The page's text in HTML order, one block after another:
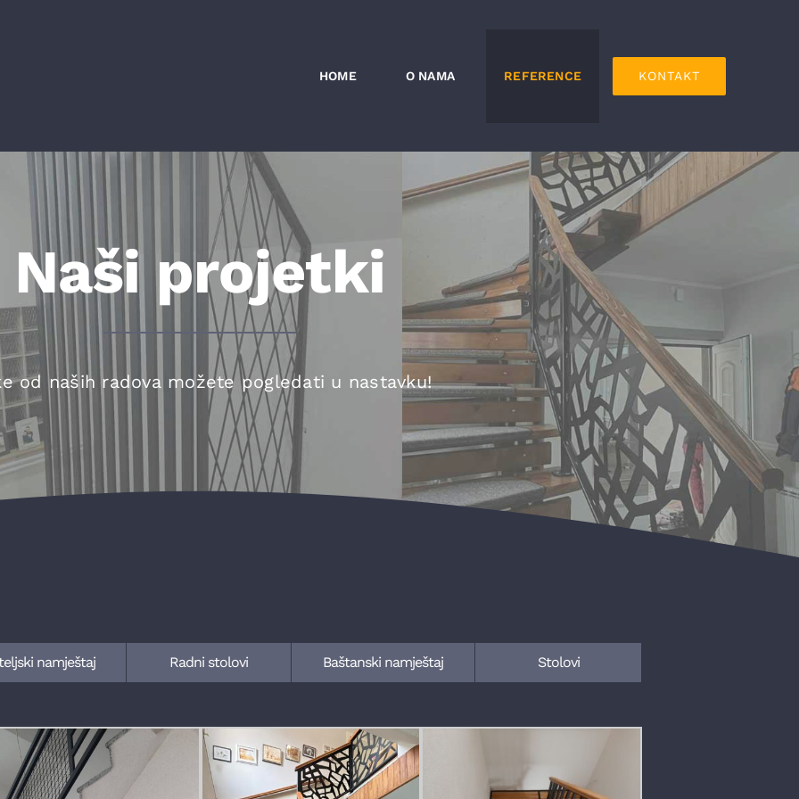
HOME O NAMA REFERENCE KONTAKT
Naši projetki
od naših radova možete pogledati u nastavku!
namještaj Radni stolovi Baštanski namještaj Stolovi